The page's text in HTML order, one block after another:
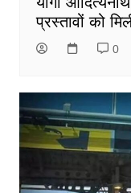
प्रस्तावों को
0